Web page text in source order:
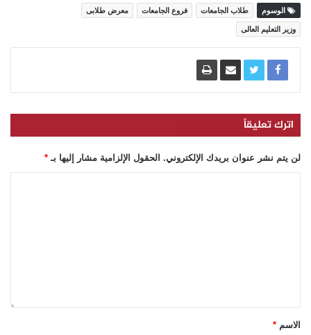
الوسوم طلاب الجامعات فروع الجامعات معرض طلابى
وزير التعليم العالى
اترك تعليقاً
لن يتم نشر عنوان بريدك الإلكتروني. الحقول الإلزامية مشار إليها بـ *
الاسم *